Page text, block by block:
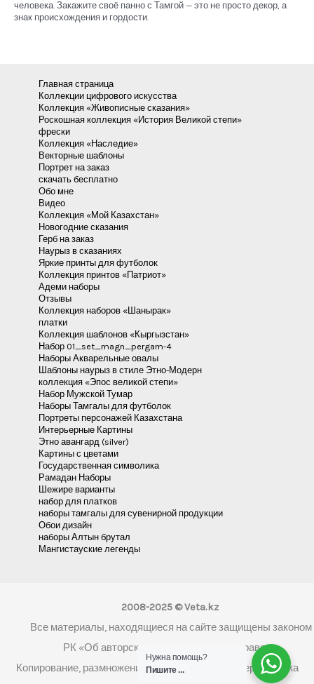
человека. Закажите своё панно с Тамгой — это не просто декор, а
знак происхождения и гордости.
Главная страница
Коллекции цифрового искусства
Коллекция «Живописные сказания»
Роскошная коллекция «История Великой степи»
фрески
Коллекция «Наследие»
Векторные шаблоны
Портрет на заказ
скачать бесплатно
Обо мне
Видео
Коллекция «Мой Казахстан»
Новогодние сказания
Герб на заказ
Наурыз в сказаниях
Яркие принты для футболок
Коллекция принтов «Патриот»
Адеми наборы
Отзывы
Коллекция наборов «Шанырак»
платки
Коллекция шаблонов «Кыргызстан»
Набор 01_set_magn_pergam-4
Наборы Акварельные овалы
Шаблоны наурыз в стиле Этно-Модерн
коллекция «Эпос великой степи»
Набор Мужской Тумар
Наборы Тамгалы для футболок
Портреты персонажей Казахстана
Интерьерные Картины
Этно авангард (silver)
Картины с цветами
Государственная символика
Рамадан Наборы
Шежире варианты
набор для платков
наборы тамгалы для сувенирной продукции
Обои дизайн
наборы Алтын брутал
Мангистауские легенды
2008-2025 © Veta.kz
Все материалы, находящиеся на сайте защищены законом
РК «Об авторском праве и смежных правах»
Копирование, размножение, распространение, перепечатка
Нужна помощь?
Пишите ...